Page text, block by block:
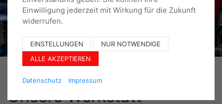
Unsere Werkstatt
Einwilligung jederzeit mit Wirkung für die Zukunft
widerrufen.
EINSTELLUNGEN
NUR NOTWENDIGE
ALLE AKZEPTIEREN
Datenschutz Impressum